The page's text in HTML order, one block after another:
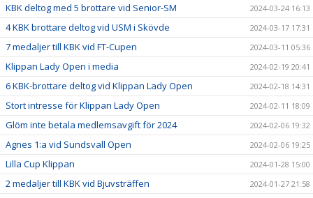
KBK deltog med 5 brottare vid Senior-SM 2024-03-24 16:13
4 KBK brottare deltog vid USM i Skövde 2024-03-17 17:31
7 medaljer till KBK vid FT-Cupen 2024-03-11 05:36
Klippan Lady Open i media 2024-02-19 20:41
6 KBK-brottare deltog vid Klippan Lady Open 2024-02-18 14:31
Stort intresse för Klippan Lady Open 2024-02-11 18:09
Glöm inte betala medlemsavgift för 2024 2024-02-06 19:32
Agnes 1:a vid Sundsvall Open 2024-02-06 19:25
Lilla Cup Klippan 2024-01-28 15:00
2 medaljer till KBK vid Bjuvsträffen 2024-01-27 21:58